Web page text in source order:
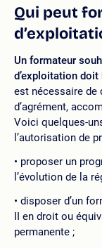
Qui peut
Un formateur
d’exploitation doit
est nécessaire de
d’agrément,
Voici quelques-
l’autorisation de
proposer un
l’évolution de la
disposer d’un
II en droit ou
permanente ;